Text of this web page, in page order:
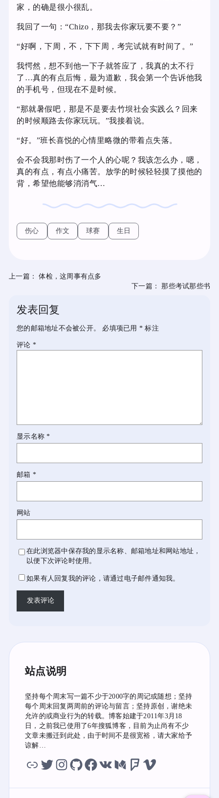
家，的确是很小很乱。
我回了一句：“Chizo，那我去你家玩要不要？”
“好啊，下周，不，下下周，考完试就有时间了。”
我愕然，想不到他一下子就答应了，我真的太不行
了…真的有点后悔，最为道歉，我会第一个告诉他我
的手机号，但现在不是时候。
“那就暑假吧，那是不是要去竹坝社会实践么？回来
的时候顺路去你家玩玩。”我接着说。
“好。”班长喜悦的心情里略微的带着点失落。
会不会我那时伤了一个人的心呢？我该怎么办，嗯，
真的有点，有点小痛苦。放学的时候轻轻摸了摸他的
背，希望他能够消消气…
伤心 作文 球赛 生日
上一篇：
体检，这周事有点多
下一篇：
那些考试那些书
发表回复
您的邮箱地址不会被公开。 必填项已用 * 标注
评论 *
显示名称*
邮箱 *
网站
在此浏览器中保存我的显示名称、邮箱地址和网站地址，
以便下次评论时使用。
如果有人回复我的评论，请通过电子邮件通知我。
站点说明
坚持每个周末写一篇不少于2000字的周记或随想；坚持
每个周末回复两周前的评论与留言；坚持原创，谢绝未
允许的或商业行为的转载。博客始建于2011年3月18
日，之前我已使用了6年搜狐博客，目前为止尚有不少
文章未搬迁到此处，由于时间不是很宽裕，请大家给予
谅解…
虫洞 twitterinstagram
githubfacebook
vk medium
foursquare
vimeo